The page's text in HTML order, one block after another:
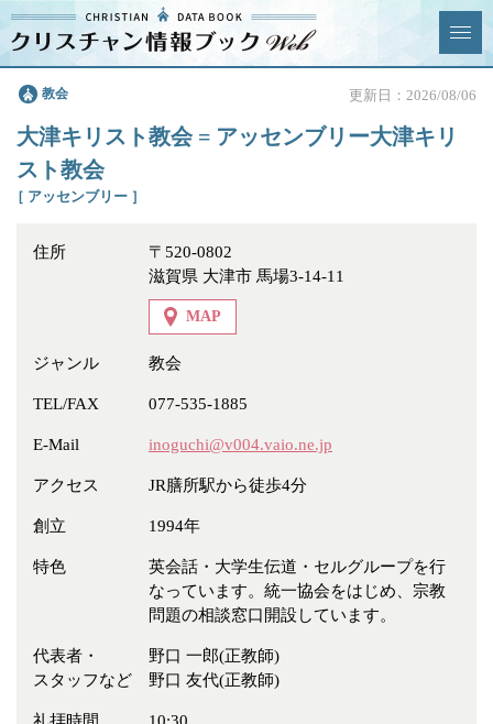
クリスチャン
情報ブックとは
News & Topics
よくあるご質問
情報掲載の変更・追加につい
ジャンル
医療・福祉
お店・企業・その他
フリーワード
教会 更新日：2026/08/06
大津キリスト教会 = アッセンブリー大津キリ
スト教会
［ アッセンブリー ］
住所
〒520-0802
滋賀県 大津市 馬場3-14-11
MAP
ジャンル 教会
TEL/FAX 077-535-1885
E-Mail inoguchi@v004.vaio.ne.jp
アクセス JR膳所駅から徒歩4分
創立 1994年
特色
英会話・大学生伝道・セルグループを行
なっています。統一協会をはじめ、宗教
問題の相談窓口開設しています。
代表者・
スタッフなど
野口 一郎(正教師)
野口 友代(正教師)